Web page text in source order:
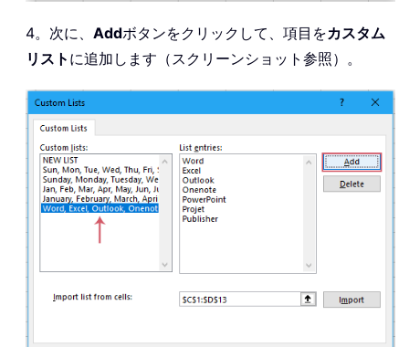
4。次に、 Addボタンをクリックして、項目をカスタム
リスト に追加します（スクリーンショット参照）。